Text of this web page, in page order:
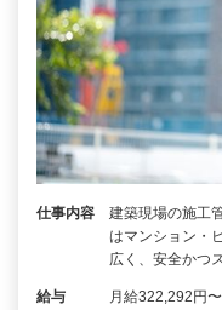
仕事内容
建築現場の施工
はマンション・
広く、安全かつ
給与 月給322,292円